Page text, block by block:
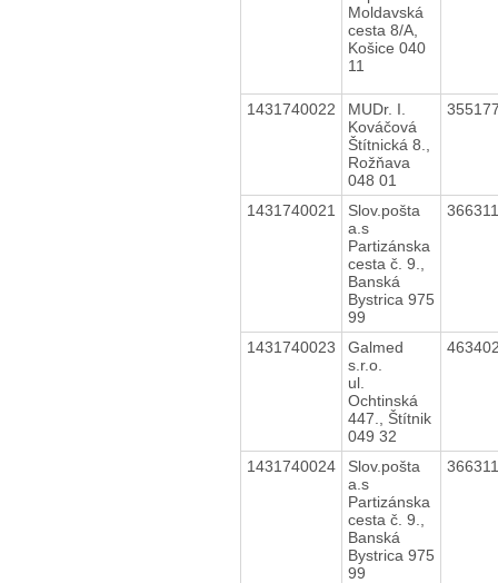
Moldavská
cesta 8/A,
Košice 040
11
1431740022
MUDr. I.
Kováčová
Štítnická 8.,
Rožňava
048 01
1431740021
Slov.pošta
a.s
Partizánska
cesta č. 9.,
Banská
Bystrica 975
99
1431740023
Galmed
s.r.o.
ul.
Ochtinská
447., Štítnik
049 32
1431740024
Slov.pošta
a.s
Partizánska
cesta č. 9.,
Banská
Bystrica 975
99